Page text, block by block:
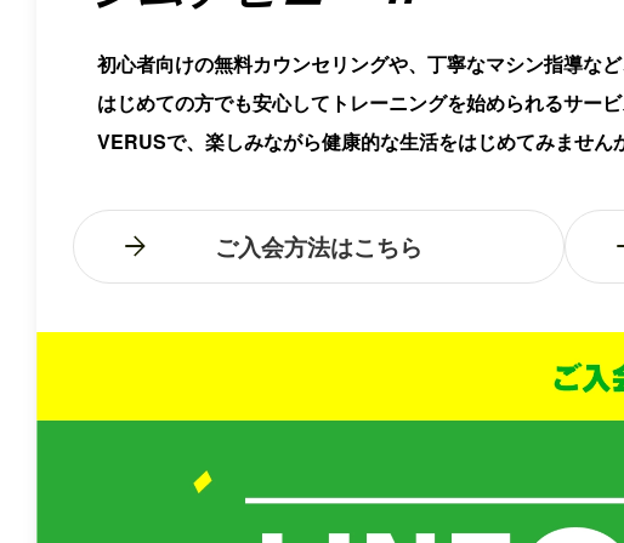
初心者向けの無料カウンセリングや、丁寧なマシン指導など
はじめての方でも安心してトレーニングを始められるサービ
VERUSで、楽しみながら健康的な生活をはじめてみません
ご入会方法はこちら